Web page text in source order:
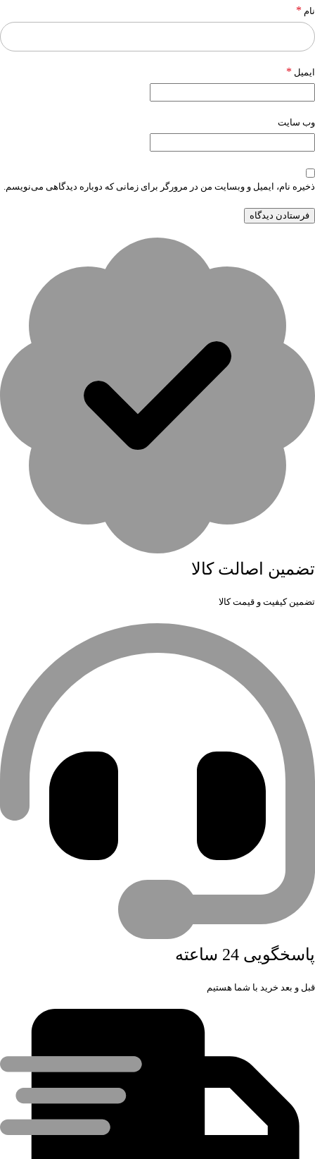
نام *
ایمیل *
وب‌ سایت
ذخیره نام، ایمیل و وبسایت من در مرورگر برای زمانی که دوباره دیدگاهی می‌نویسم.
تضمین اصالت کالا
تضمین کیفیت و قیمت کالا
پاسخگویی 24 ساعته
قبل و بعد خرید با شما هستیم